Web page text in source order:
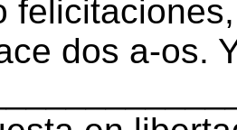
dos a-os.